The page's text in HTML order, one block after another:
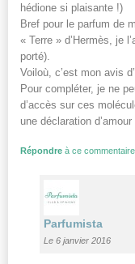
hédione si plaisante !)
Bref pour le parfum de
« Terre » d’Hermès, je
porté).
Voiloù, c’est mon avis
Pour compléter, je ne
d’accès sur ces
une déclaration
Répondre à ce commentaire
Parfumista
Le 6 janvier 2016